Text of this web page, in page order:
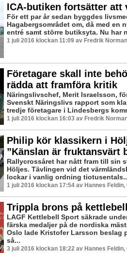
ICA-butiken fortsätter att
För ett par år sedan byggdes
Hagabergsområdet om, då med en
entré samt större butiksyta. Nu har
1 juli 2016 klockan 11:09 av Fredrik
Företagare skall inte
rädda att framföra kritik
Näringslivschef, Merit Israelsson,
Svenskt Näringslivs rapport som
tredje företagare i Lindesbergs
1 juli 2016 klockan 16:03 av Fredrik
Philip kör klassikern i
”Känslan är fruktansvärt
Rallycrossåret har nått fram till sin
Höljes. Tävlingen vid det
lockar i vanlig ordning
1 juli 2016 klockan 17:54 av Hannes Feldin,
Trippla brons på
LAGF Kettlebell Sport säkrade
färska medaljer på de nordiska
Oslo lade Kristofer Larsson beslag
så...
3 juli 2016 klockan 18:22 av Hannes Feldin,